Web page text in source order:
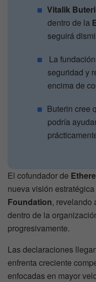
Vitalik
dentro de la
seguirá
La
seguridad y
encima de
Buterin cree
podría
El cofundador de
nueva visión
Foundation, revelando
dentro de la
progresivamente.
Las declaraciones
enfrenta creciente
enfocadas en mayor